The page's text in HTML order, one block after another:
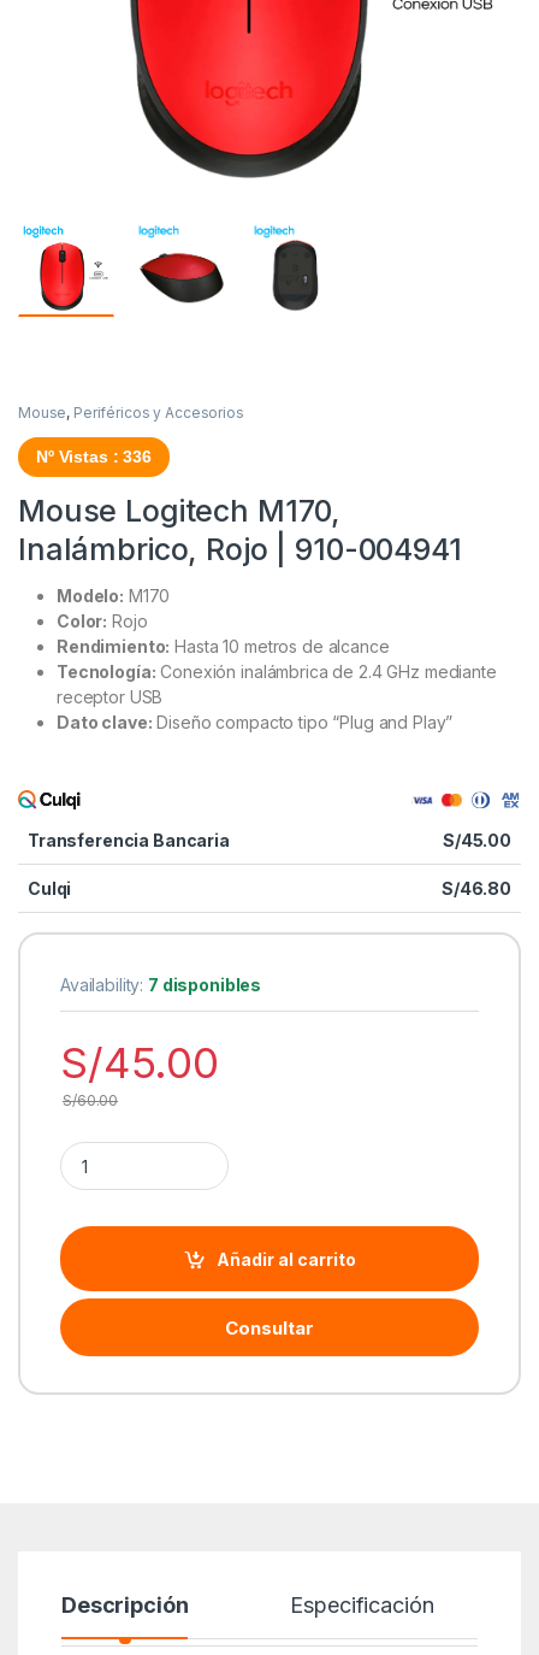
Mouse, Periféricos y Accesorios
Nº Vistas : 336
Mouse Logitech M170,
Inalámbrico, Rojo | 910-004941
Modelo: M170
Color: Rojo
Rendimiento: Hasta 10 metros de alcance
Tecnología: Conexión inalámbrica de 2.4 GHz mediante
receptor USB
Dato clave: Diseño compacto tipo “Plug and Play”
Transferencia Bancaria S/45.00
Culqi S/46.80
Availability: 7 disponibles
S/45.00
S/60.00
Cantidad Mouse Logitech M170, Inalámbrico, Rojo | 910-
Añadir al carrito
Consultar
Descripción Especificación